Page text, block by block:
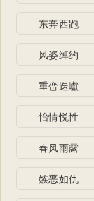
东奔西跑
风姿绰约
重峦迭巘
怡情悦性
春风雨露
嫉恶如仇